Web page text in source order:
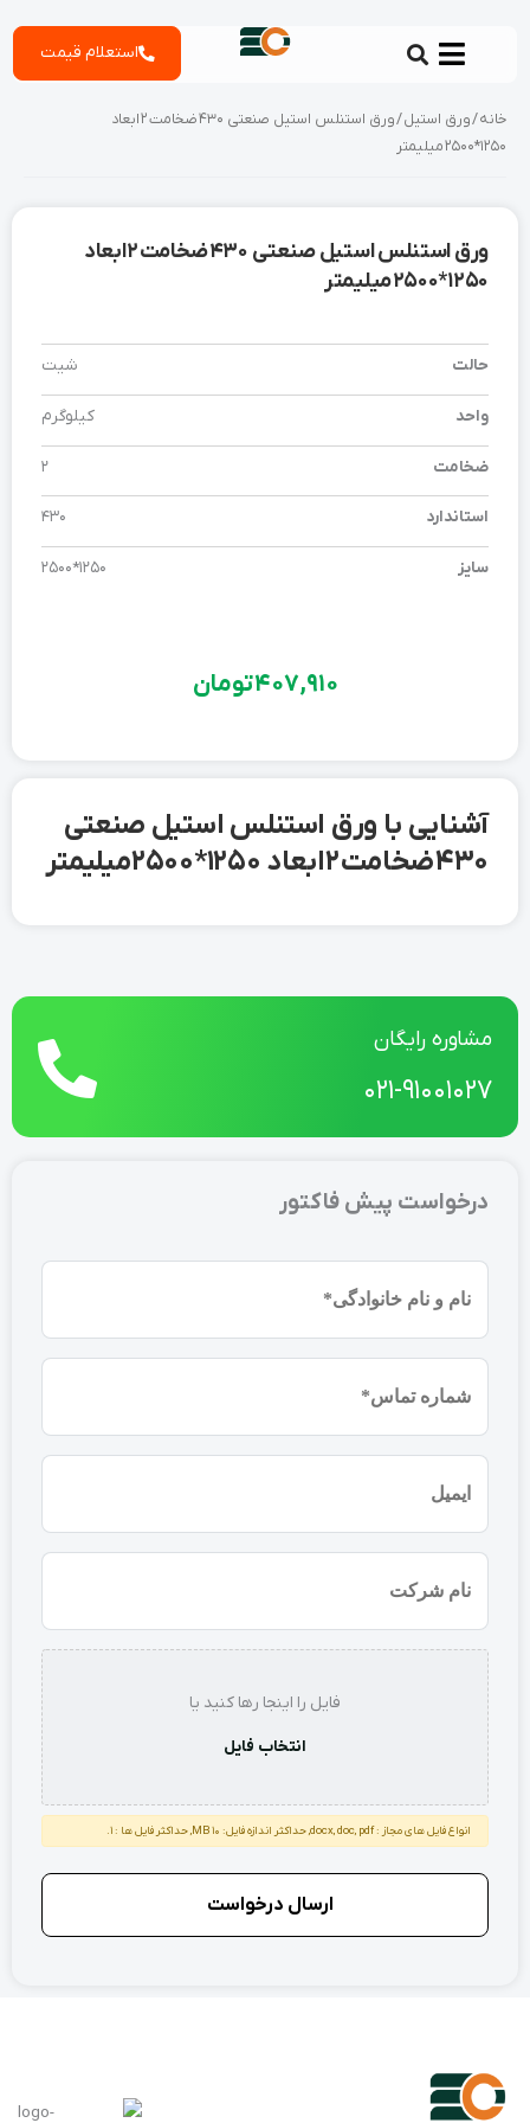
استعلام قیمت
مشاوره رایگان
021-91001027
درخواست پیش فاکتور
نام
(ضروری)
موبایل
(ضروری)
شرکت
استعلام
فایل را اینجا رها کنید یا
انتخاب فایل
انواع فایل های مجاز : docx, doc, pdf, حداکثر اندازه فایل: 10 MB, حداکثر فایل ها : 1.
خانه/ورق استیل
/ ورق استنلس استیل صنعتی 430 ضخامت 2 ابعاد
1250*2500 میلیمتر
ورق استنلس استیل صنعتی 430 ضخامت 2 ابعاد
1250*2500 میلیمتر
حالت شیت
واحد کیلوگرم
ضخامت 2
استاندارد 430
سایز 1250*2500
407,910تومان
آشنایی با ورق استنلس استیل صنعتی
430 ضخامت 2 ابعاد 1250*2500 میلیمتر